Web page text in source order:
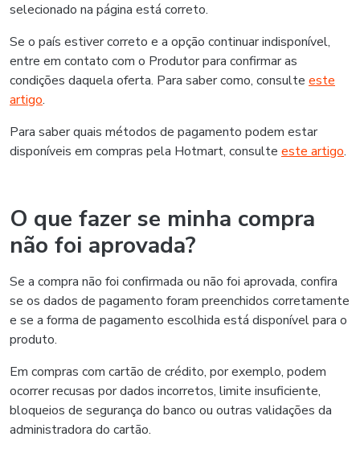
selecionado na página está correto.
Se o país estiver correto e a opção continuar indisponível,
entre em contato com o Produtor para confirmar as
condições daquela oferta. Para saber como, consulte este
artigo.
Para saber quais métodos de pagamento podem estar
disponíveis em compras pela Hotmart, consulte este artigo.
O que fazer se minha compra
não foi aprovada?
Se a compra não foi confirmada ou não foi aprovada, confira
se os dados de pagamento foram preenchidos corretamente
e se a forma de pagamento escolhida está disponível para o
produto.
Em compras com cartão de crédito, por exemplo, podem
ocorrer recusas por dados incorretos, limite insuficiente,
bloqueios de segurança do banco ou outras validações da
administradora do cartão.